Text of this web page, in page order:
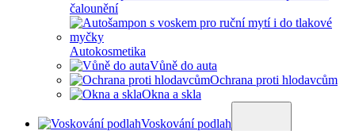
čalounění
Autokosmetika
Vůně do auta
Ochrana proti hlodavcům
Okna a skla
Voskování podlah